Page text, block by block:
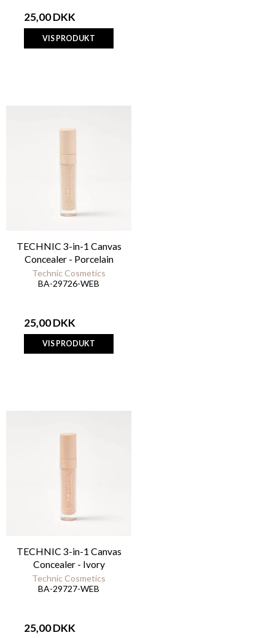
25,00 DKK
VIS PRODUKT
TECHNIC 3-in-1 Canvas
Concealer - Porcelain
Technic Cosmetics
BA-29726-WEB
25,00 DKK
VIS PRODUKT
TECHNIC 3-in-1 Canvas
Concealer - Ivory
Technic Cosmetics
BA-29727-WEB
25,00 DKK